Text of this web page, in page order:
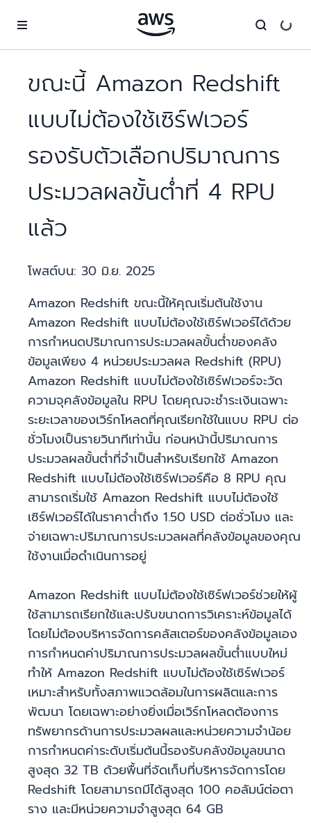
ขณะนี้ Amazon Redshift
แบบไม่ต้องใช้เซิร์ฟเวอร์
รองรับตัวเลือกปริมาณการ
ประมวลผลขั้นต่ำที่ 4 RPU
แล้ว
โพสต์บน: 30 มิ.ย. 2025
Amazon Redshift ขณะนี้ให้คุณเริ่มต้นใช้งาน
Amazon Redshift แบบไม่ต้องใช้เซิร์ฟเวอร์ได้ด้วย
การกำหนดปริมาณการประมวลผลขั้นต่ำของคลัง
ข้อมูลเพียง 4 หน่วยประมวลผล Redshift (RPU)
Amazon Redshift แบบไม่ต้องใช้เซิร์ฟเวอร์จะวัด
ความจุคลังข้อมูลใน RPU โดยคุณจะชำระเงินเฉพาะ
ระยะเวลาของเวิร์กโหลดที่คุณเรียกใช้ในแบบ RPU ต่อ
ชั่วโมงเป็นรายวินาทีเท่านั้น ก่อนหน้านี้ปริมาณการ
ประมวลผลขั้นต่ำที่จำเป็นสำหรับเรียกใช้ Amazon
Redshift แบบไม่ต้องใช้เซิร์ฟเวอร์คือ 8 RPU คุณ
สามารถเริ่มใช้ Amazon Redshift แบบไม่ต้องใช้
เซิร์ฟเวอร์ได้ในราคาต่ำถึง 1.50 USD ต่อชั่วโมง และ
จ่ายเฉพาะปริมาณการประมวลผลที่คลังข้อมูลของคุณ
ใช้งานเมื่อดำเนินการอยู่
Amazon Redshift แบบไม่ต้องใช้เซิร์ฟเวอร์ช่วยให้ผู้
ใช้สามารถเรียกใช้และปรับขนาดการวิเคราะห์ข้อมูลได้
โดยไม่ต้องบริหารจัดการคลัสเตอร์ของคลังข้อมูลเอง
การกำหนดค่าปริมาณการประมวลผลขั้นต่ำแบบใหม่
ทำให้ Amazon Redshift แบบไม่ต้องใช้เซิร์ฟเวอร์
เหมาะสำหรับทั้งสภาพแวดล้อมในการผลิตและการ
พัฒนา โดยเฉพาะอย่างยิ่งเมื่อเวิร์กโหลดต้องการ
ทรัพยากรด้านการประมวลผลและหน่วยความจำน้อย
การกำหนดค่าระดับเริ่มต้นนี้รองรับคลังข้อมูลขนาด
สูงสุด 32 TB ด้วยพื้นที่จัดเก็บที่บริหารจัดการโดย
Redshift โดยสามารถมีได้สูงสุด 100 คอลัมน์ต่อตา
ราง และมีหน่วยความจำสูงสุด 64 GB